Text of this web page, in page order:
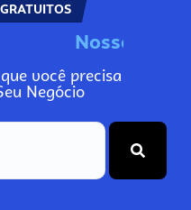
Noss
você precisa
Negócio